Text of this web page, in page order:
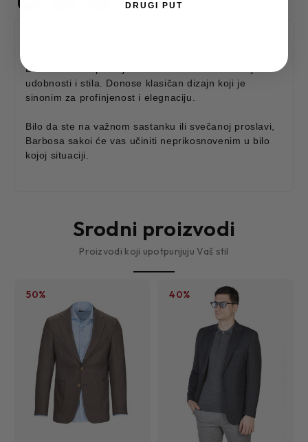
Barbosa sakoi pružaju vam savršenu kombinaciju
udobnosti i stila. Donose klasičan dizajn koji je
sinonim za profinjenost i elegnaciju.
Bilo da ste na važnom sastanku ili svečanoj proslavi,
Barbosa sakoi će vas učiniti neprikosnovenim u bilo
kojoj situaciji.
Srodni proizvodi
Proizvodi koji upotpunjuju Vaš stil
50% 40%
DRUGI PUT